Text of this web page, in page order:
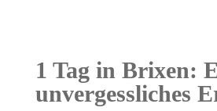
1 Tag in Brixen:
unvergessliches